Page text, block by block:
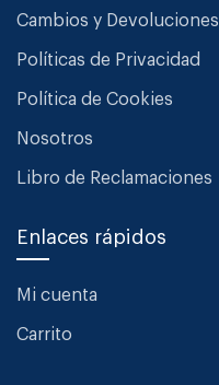
Cambios y Devoluciones
Políticas de Privacidad
Política de Cookies
Nosotros
Libro de Reclamaciones
Enlaces rápidos
Mi cuenta
Carrito